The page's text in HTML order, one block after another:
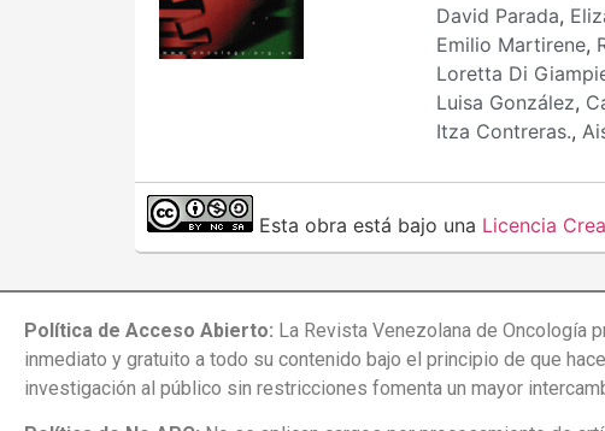
David Parada,
Emilio Martirene,
Loretta Di
Luisa González,
Itza Contreras.,
Esta obra está bajo una Licencia
Política de Acceso Abierto: La Revista Venezolana de Oncología
inmediato y gratuito a todo su contenido bajo el principio de que
investigación al público sin restricciones fomenta un mayor